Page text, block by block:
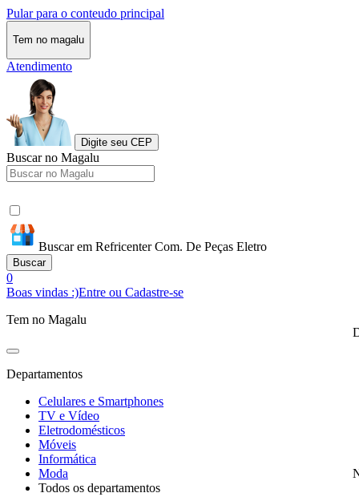
Pular para o conteudo principal
Tem no magalu
Atendimento
Digite seu CEP
Buscar no Magalu
Buscar em Refricenter Com. De Peças Eletro
Buscar
0
Boas vindas :)Entre ou Cadastre-se
Tem no Magalu
Departamentos
Celulares e Smartphones
TV e Vídeo
Eletrodomésticos
Móveis
Informática
Moda
Todos os departamentos